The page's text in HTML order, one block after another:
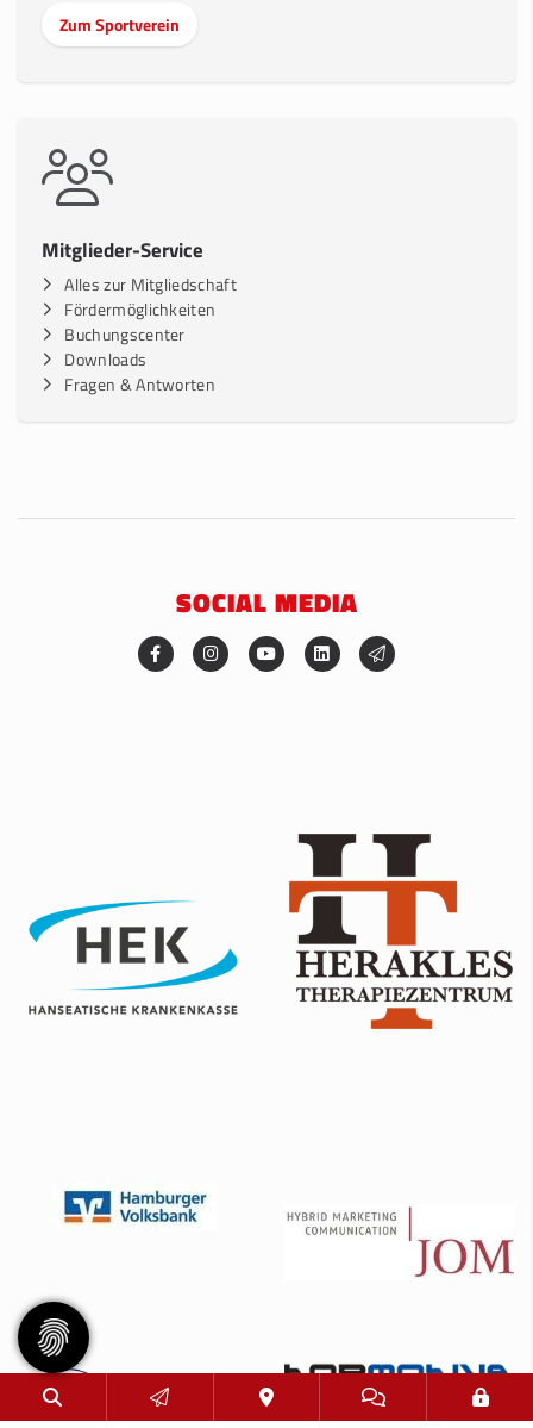
Zum Sportverein
Mitglieder-Service
Alles zur Mitgliedschaft
Fördermöglichkeiten
Buchungscenter
Downloads
Fragen & Antworten
SOCIAL MEDIA